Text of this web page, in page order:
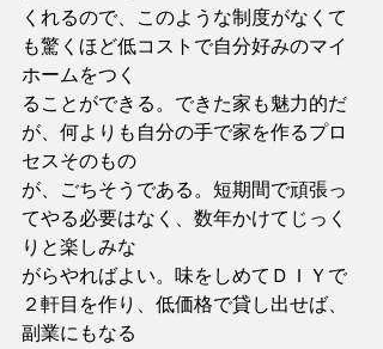
くれるので、このような制度がなくて
も驚くほど低コストで自分好みのマイ
ホームをつく
ることができる。できた家も魅力的だ
が、何よりも自分の手で家を作るプロ
セスそのもの
が、ごちそうである。短期間で頑張っ
てやる必要はなく、数年かけてじっく
りと楽しみな
がらやればよい。味をしめてＤＩＹで
２軒目を作り、低価格で貸し出せば、
副業にもなる